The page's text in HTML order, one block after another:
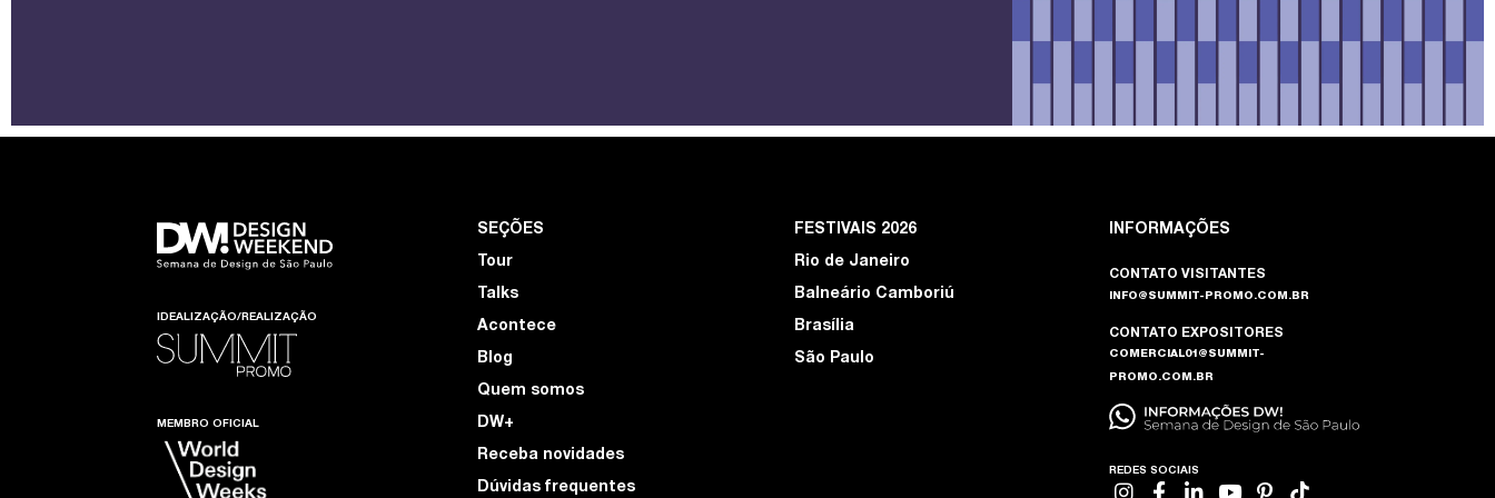
IDEALIZAÇÃO/REALIZAÇÃO
MEMBRO OFICIAL
SEÇÕES
Tour
Talks
Acontece
Blog
Quem somos
DW+
Receba novidades
Dúvidas frequentes
FESTIVAIS 2026
Rio de Janeiro
Balneário Camboriú
Brasília
São Paulo
INFORMAÇÕES
CONTATO VISITANTES
INFO@SUMMIT-PROMO.COM.BR
CONTATO EXPOSITORES
COMERCIAL01@SUMMIT-
PROMO.COM.BR
REDES SOCIAIS